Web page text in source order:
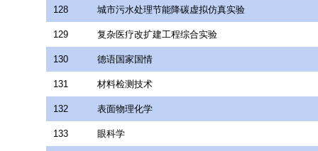
128 城市污水处理节能降碳虚拟仿真实验
129 复杂医疗改扩建工程综合实验
130 德语国家国情
131 材料检测技术
132 表面物理化学
133 眼科学